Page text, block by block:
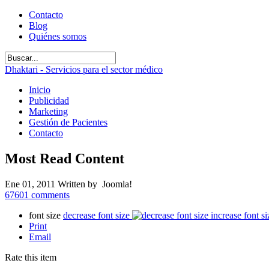
Contacto
Blog
Quiénes somos
Dhaktari - Servicios para el sector médico
Inicio
Publicidad
Marketing
Gestión de Pacientes
Contacto
Most Read Content
Ene 01, 2011 Written by Joomla!
67601 comments
font size decrease font size
increase font
Print
Email
Rate this item